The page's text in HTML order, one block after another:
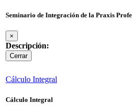
Seminario de Integración de la Praxis
×
Descripción:
Cerrar
Cálculo Integral
Cálculo Integral